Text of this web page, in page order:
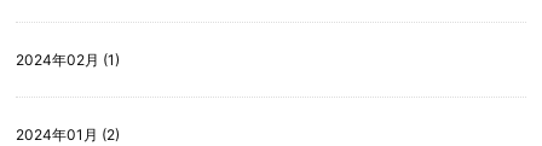
2024年02月 (1)
2024年01月 (2)